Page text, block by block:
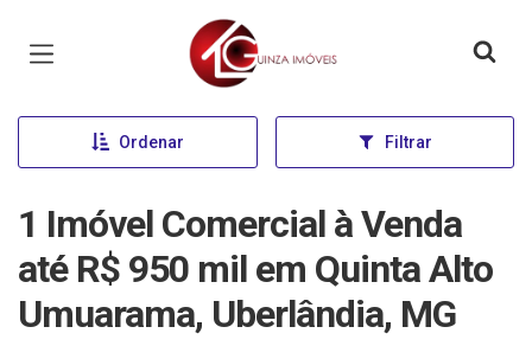
Página inicial
Ordenar Filtrar
1 Imóvel Comercial à Venda
até R$ 950 mil em Quinta Alto
Umuarama, Uberlândia, MG